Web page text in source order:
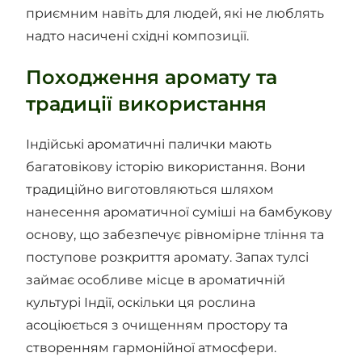
приємним навіть для людей, які не люблять
надто насичені східні композиції.
Походження аромату та
традиції використання
Індійські ароматичні палички мають
багатовікову історію використання. Вони
традиційно виготовляються шляхом
нанесення ароматичної суміші на бамбукову
основу, що забезпечує рівномірне тління та
поступове розкриття аромату. Запах тулсі
займає особливе місце в ароматичній
культурі Індії, оскільки ця рослина
асоціюється з очищенням простору та
створенням гармонійної атмосфери.